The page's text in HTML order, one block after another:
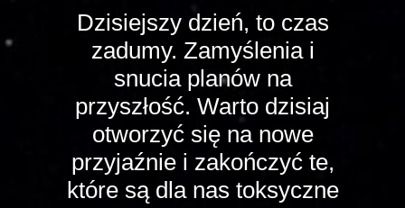
Dzisiejszy dzień, to czas
zadumy. Zamyślenia i
snucia planów na
przyszłość. Warto dzisiaj
otworzyć się na nowe
przyjaźnie i zakończyć te,
które są dla nas toksyczne